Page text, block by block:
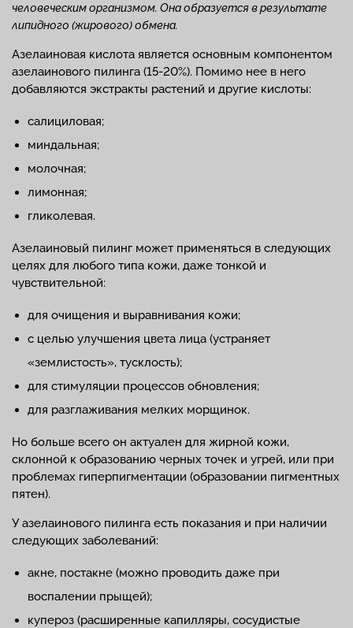
человеческим организмом. Она образуется в результате
липидного (жирового) обмена.
Азелаиновая кислота является основным компонентом
азелаинового пилинга (15-20%). Помимо нее в него
добавляются экстракты растений и другие кислоты:
салициловая;
миндальная;
молочная;
лимонная;
гликолевая.
Азелаиновый пилинг может применяться в следующих
целях для любого типа кожи, даже тонкой и
чувствительной:
для очищения и выравнивания кожи;
с целью улучшения цвета лица (устраняет
«землистость», тусклость);
для стимуляции процессов обновления;
для разглаживания мелких морщинок.
Но больше всего он актуален для жирной кожи,
склонной к образованию черных точек и угрей, или при
проблемах гиперпигментации (образовании пигментных
пятен).
У азелаинового пилинга есть показания и при наличии
следующих заболеваний:
акне, постакне (можно проводить даже при
воспалении прыщей);
купероз (расширенные капилляры, сосудистые